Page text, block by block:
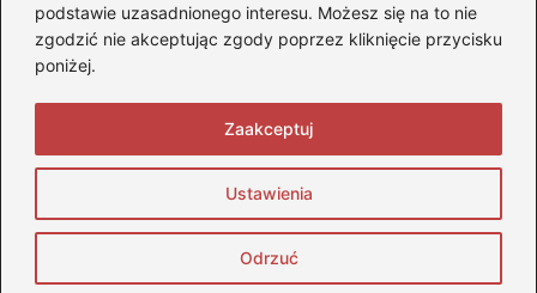
podstawie uzasadnionego interesu. Możesz się na to nie
zgodzić nie akceptując zgody poprzez kliknięcie przycisku
poniżej.
Ustawienia
Odrzuć
Zaakceptuj
Samochody(242)
Silniki(86)
Copyright © 2026 StopQuadom.pl
Prywatność
Zasady użytkowania
Napisz do nas